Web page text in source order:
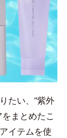
たい、“紫外
まとめたこ
イテムを使